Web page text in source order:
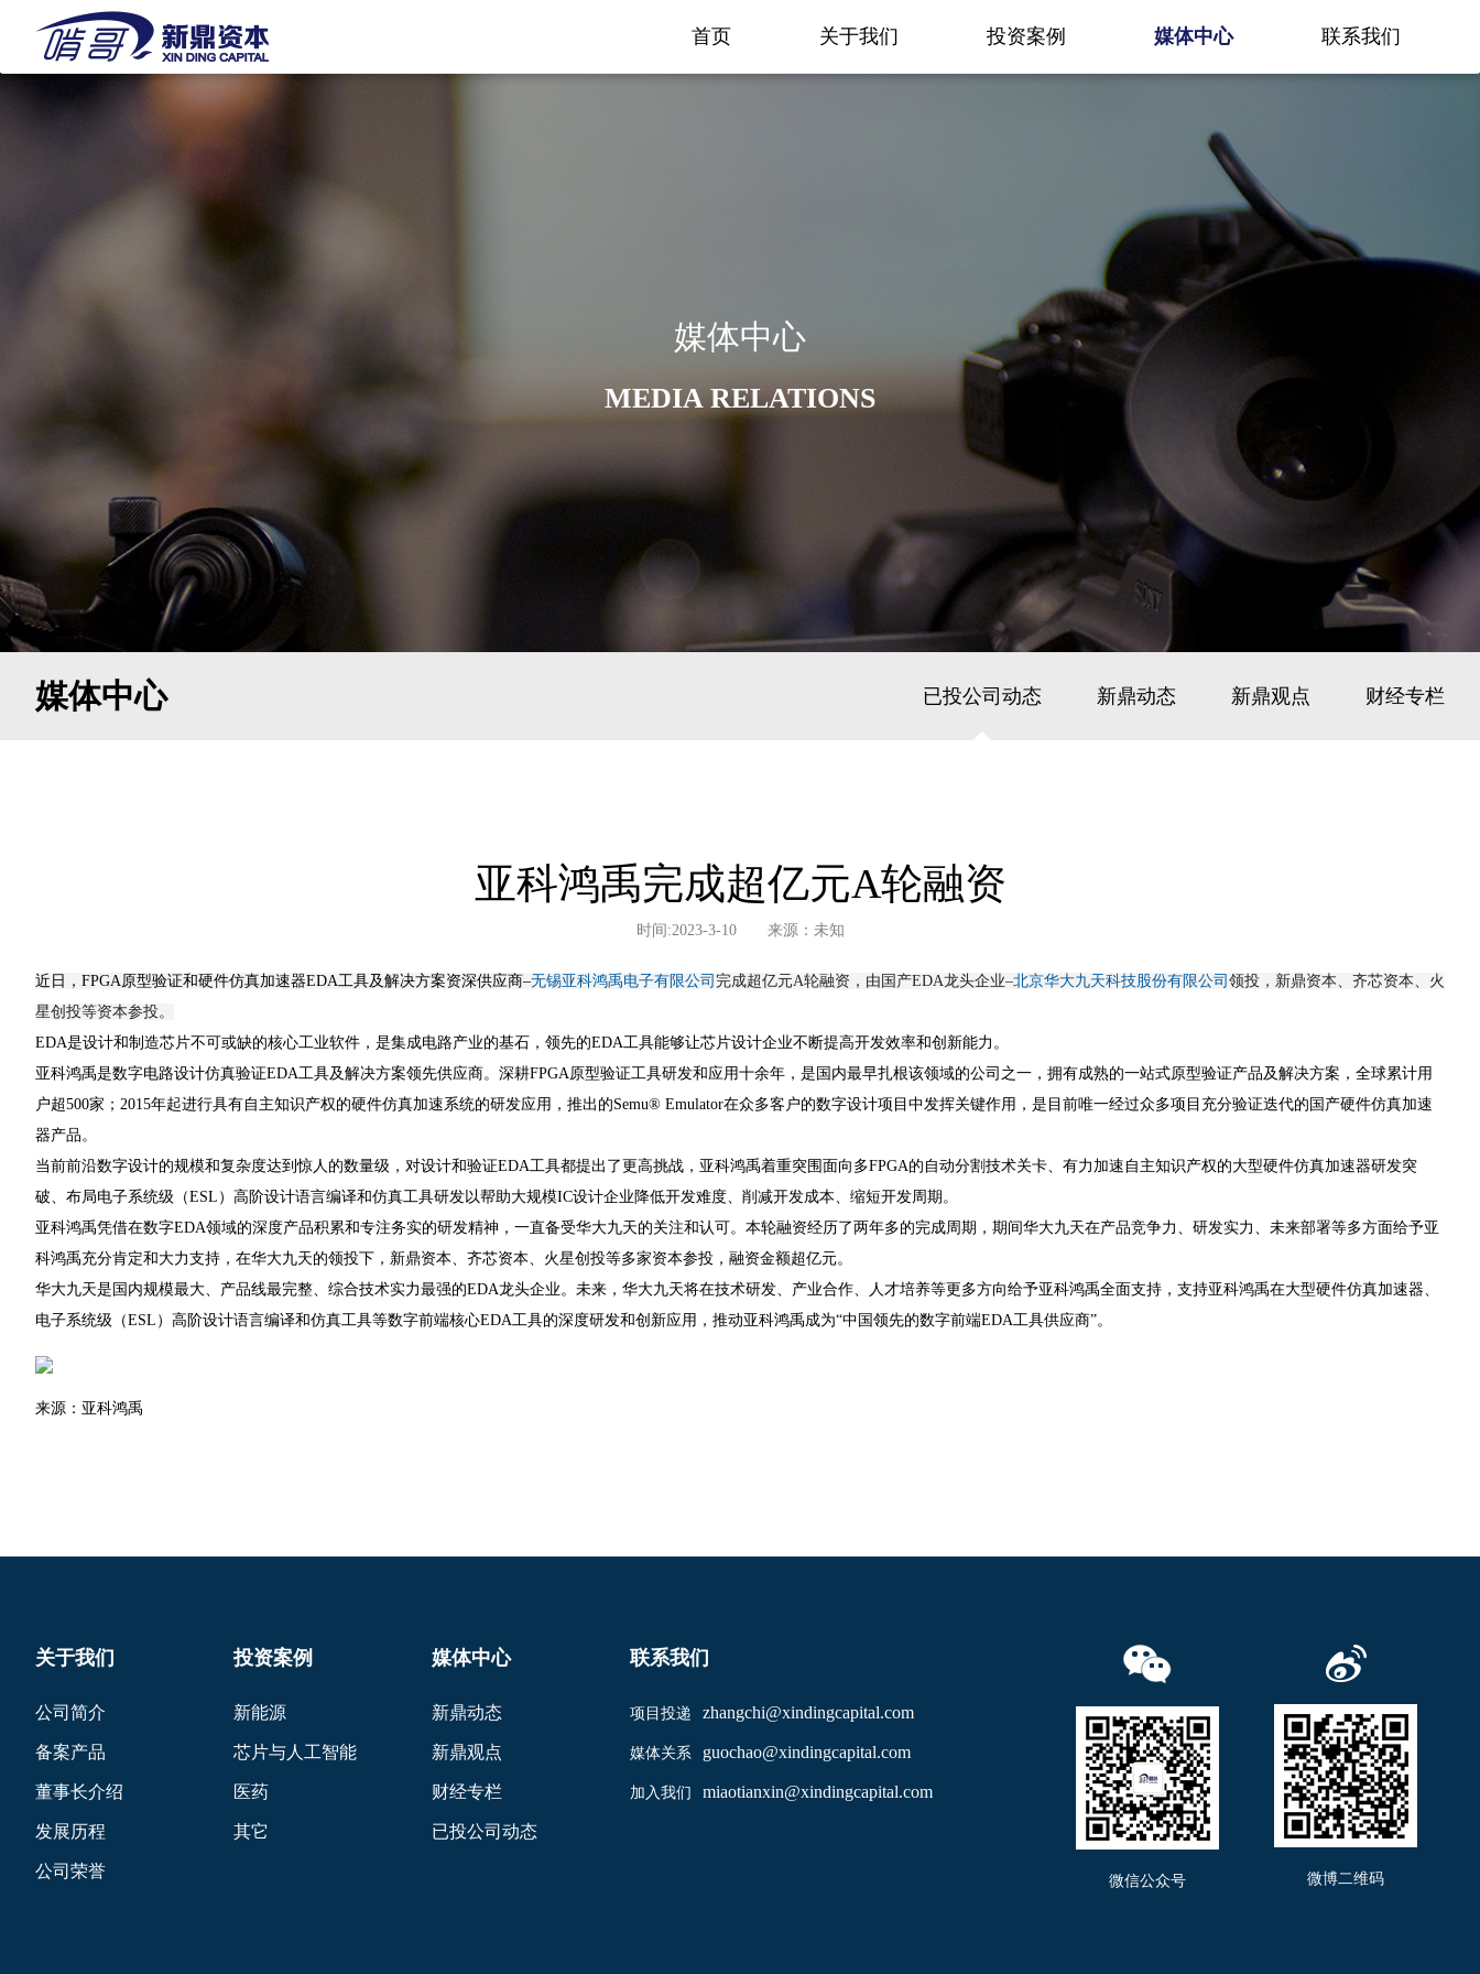
首页 关于我们 投资案例 媒体中心 联系我们
媒体中心
MEDIA RELATIONS
媒体中心 已投公司动态 新鼎动态 新鼎观点 财经专栏
亚科鸿禹完成超亿元A轮融资
时间:2023-3-10 来源：未知
近日，FPGA原型验证和硬件仿真加速器EDA工具及解决方案资深供应商–无锡亚科鸿禹电子有限公司 完成超亿元A轮融资，由国产EDA龙头企业–北京华大九天科技股份有限公司 领投，新鼎资本、齐芯资本、火
星创投等资本参投。
EDA是设计和制造芯片不可或缺的核心工业软件，是集成电路产业的基石，领先的EDA工具能够让芯片设计企业不断提高开发效率和创新能力。
亚科鸿禹是数字电路设计仿真验证EDA工具及解决方案领先供应商。深耕FPGA原型验证工具研发和应用十余年，是国内最早扎根该领域的公司之一，拥有成熟的一站式原型验证产品及解决方案，全球累计用
户超500家；2015年起进行具有自主知识产权的硬件仿真加速系统的研发应用，推出的Semu® Emulator在众多客户的数字设计项目中发挥关键作用，是目前唯一经过众多项目充分验证迭代的国产硬件仿真加速
器产品。
当前前沿数字设计的规模和复杂度达到惊人的数量级，对设计和验证EDA工具都提出了更高挑战，亚科鸿禹着重突围面向多FPGA的自动分割技术关卡、有力加速自主知识产权的大型硬件仿真加速器研发突
破、布局电子系统级（ESL）高阶设计语言编译和仿真工具研发以帮助大规模IC设计企业降低开发难度、削减开发成本、缩短开发周期。
亚科鸿禹凭借在数字EDA领域的深度产品积累和专注务实的研发精神，一直备受华大九天的关注和认可。本轮融资经历了两年多的完成周期，期间华大九天在产品竞争力、研发实力、未来部署等多方面给予亚
科鸿禹充分肯定和大力支持，在华大九天的领投下，新鼎资本、齐芯资本、火星创投等多家资本参投，融资金额超亿元。
华大九天是国内规模最大、产品线最完整、综合技术实力最强的EDA龙头企业。未来，华大九天将在技术研发、产业合作、人才培养等更多方向给予亚科鸿禹全面支持，支持亚科鸿禹在大型硬件仿真加速器、
电子系统级（ESL）高阶设计语言编译和仿真工具等数字前端核心EDA工具的深度研发和创新应用，推动亚科鸿禹成为“中国领先的数字前端EDA工具供应商”。
来源：亚科鸿禹
关于我们
公司简介
备案产品
董事长介绍
发展历程
公司荣誉
投资案例
新能源
芯片与人工智能
医药
其它
媒体中心
新鼎动态
新鼎观点
财经专栏
已投公司动态
联系我们
项目投递 zhangchi@xindingcapital.com
媒体关系 guochao@xindingcapital.com
加入我们 miaotianxin@xindingcapital.com
微信公众号 微博二维码